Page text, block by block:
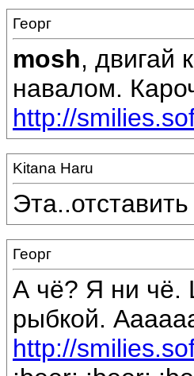
Георг
mosh, двигай
навалом.
http://
Kitana Haru
Георг
А чё? Я ни чё.
рыбкой.
http://